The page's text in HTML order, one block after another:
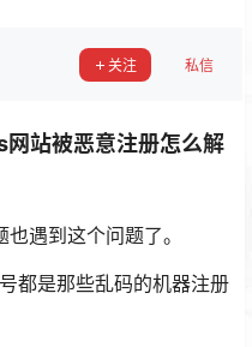
关注 私信
站被恶意注册怎么解
遇到这个问题了。
都是那些乱码的机器注册